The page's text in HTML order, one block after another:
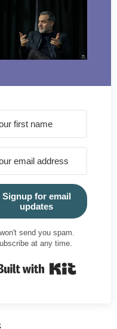
Signup for email
updates
send you spam.
at any time.